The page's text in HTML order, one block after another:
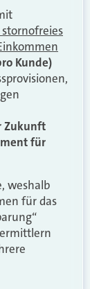
Kunde)
Zukunft
für
weshalb
für das